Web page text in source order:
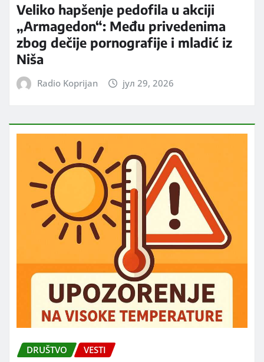
Veliko hapšenje pedofila u akciji
„Armagedon“: Među privedenima
zbog dečije pornografije i mladić iz
Niša
Radio Koprijan јул 29, 2026
DRUŠTVO VESTI